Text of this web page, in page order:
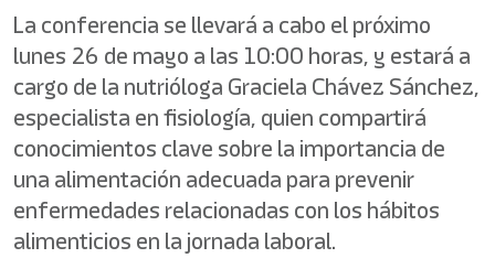
La conferencia se llevará a cabo el próximo
lunes 26 de mayo a las 10:00 horas, y estará a
cargo de la nutrióloga Graciela Chávez Sánchez,
especialista en fisiología, quien compartirá
conocimientos clave sobre la importancia de
una alimentación adecuada para prevenir
enfermedades relacionadas con los hábitos
alimenticios en la jornada laboral.